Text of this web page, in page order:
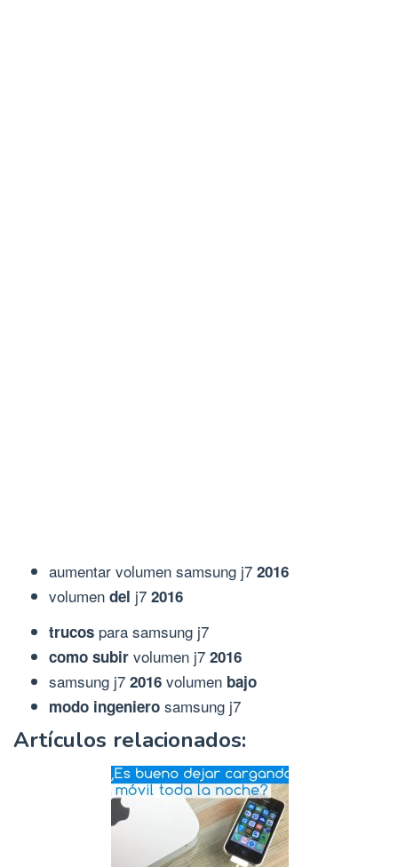
aumentar volumen samsung j7 2016
volumen del j7 2016
trucos para samsung j7
como subir volumen j7 2016
samsung j7 2016 volumen bajo
modo ingeniero samsung j7
Artículos relacionados: